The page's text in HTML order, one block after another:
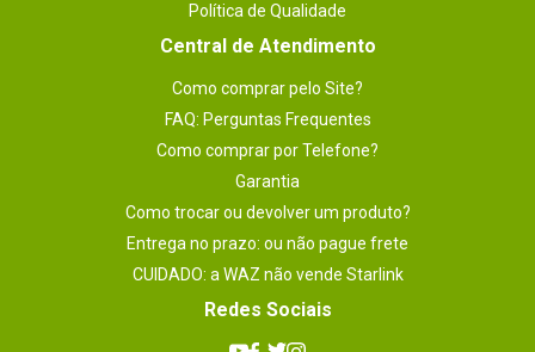
Política de Qualidade
Central de Atendimento
Como comprar pelo Site?
FAQ: Perguntas Frequentes
Como comprar por Telefone?
Garantia
Como trocar ou devolver um produto?
Entrega no prazo: ou não pague frete
CUIDADO: a WAZ não vende Starlink
Redes Sociais